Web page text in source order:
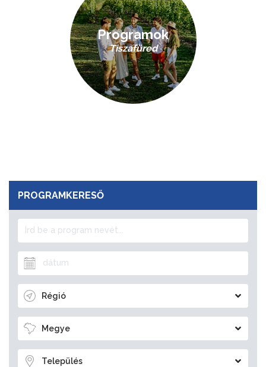
Programok
Tiszafüred
PROGRAMKERESŐ
Régió
Megye
Település